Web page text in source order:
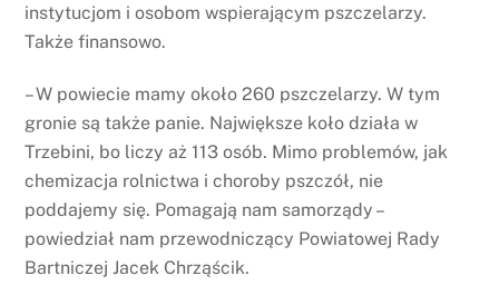
instytucjom i osobom wspierającym pszczelarzy.
Także finansowo.
– W powiecie mamy około 260 pszczelarzy. W tym
gronie są także panie. Największe koło działa w
Trzebini, bo liczy aż 113 osób. Mimo problemów, jak
chemizacja rolnictwa i choroby pszczół, nie
poddajemy się. Pomagają nam samorządy –
powiedział nam przewodniczący Powiatowej Rady
Bartniczej Jacek Chrząścik.